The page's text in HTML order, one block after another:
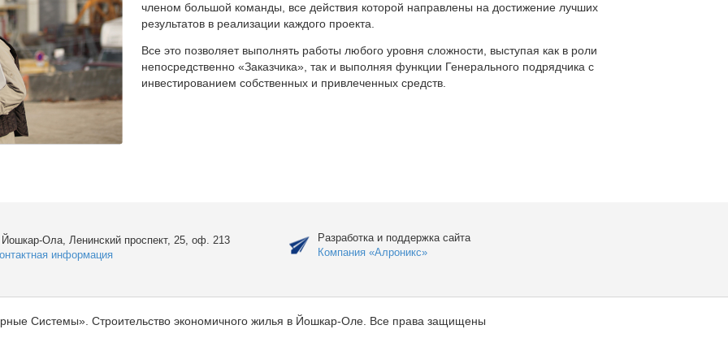
членом большой команды, все действия которой направлены на достижение лучших
результатов в реализации каждого проекта.
Все это позволяет выполнять работы любого уровня сложности, выступая как в роли
непосредственно «Заказчика», так и выполняя функции Генерального подрядчика с
инвестированием собственных и привлеченных средств.
Йошкар-Ола, Ленинский проспект, 25, оф. 213
информация
Разработка и поддержка сайта
Компания «Алроникс»
Системы». Строительство экономичного жилья в Йошкар-Оле. Все права защищены